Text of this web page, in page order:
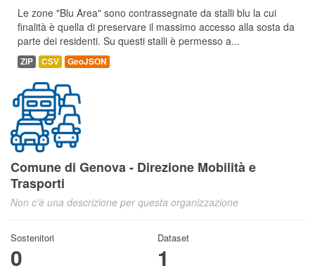
Le zone "Blu Area" sono contrassegnate da stalli blu la cui
finalità è quella di preservare il massimo accesso alla sosta da
parte dei residenti. Su questi stalli è permesso a...
ZIP CSV GeoJSON
Comune di Genova - Direzione Mobilità e
Trasporti
Non c'è una descrizione per questa organizzazione
Sostenitori
0
Dataset
1